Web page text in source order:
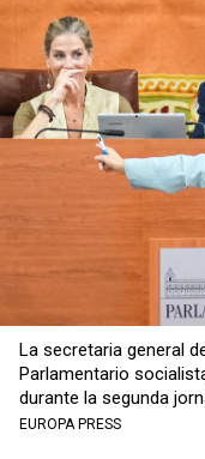
La secretaria general
Parlamentario
durante la segunda
EUROPA PRESS